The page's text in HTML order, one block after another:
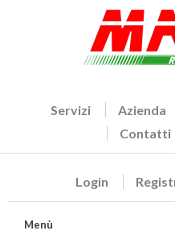
Servizi Azienda
Contatti
Login
Menù